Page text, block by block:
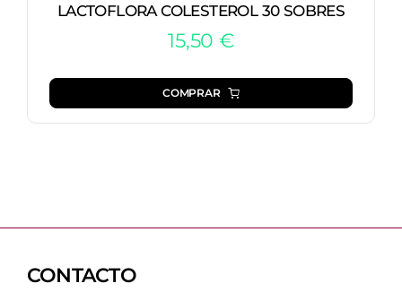
LACTOFLORA COLESTEROL 30 SOBRES
15,50 €
COMPRAR
CONTACTO